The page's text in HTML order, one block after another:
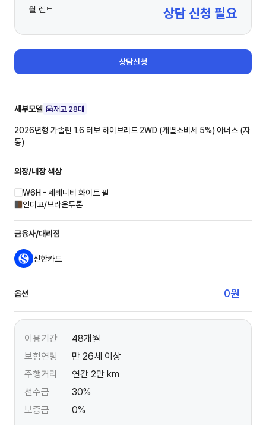
월 렌트 상담 신청 필요
상담신청
세부모델 재고 28대
2026년형 가솔린 1.6 터보 하이브리드 2WD (개별소비세 5%)아너스 (자
동)
외장/내장색상
W6H - 세레니티 화이트 펄
인디고/브라운투톤
금융사/대리점
신한카드
옵션 0원
이용기간
48개월
보험연령
만 26세 이상
주행거리
연간 2만 km
선수금
30%
보증금
0%